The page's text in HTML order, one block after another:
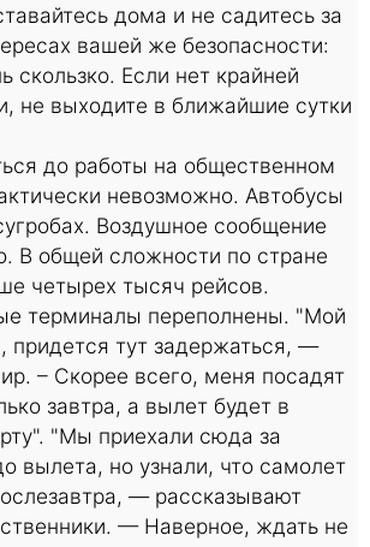
дома и не садитесь за
вашей же безопасности:
скользко. Если нет крайней
не выходите в ближайшие сутки
до работы на общественном
невозможно. Автобусы
Воздушное сообщение
В общей сложности по стране
четырех тысяч рейсов.
терминалы переполнены. "Мой
придется тут задержаться, —
– Скорее всего, меня посадят
завтра, а вылет будет в
"Мы приехали сюда за
вылета, но узнали, что самолет
— рассказывают
— Наверное, ждать не